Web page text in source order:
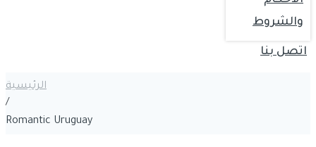
والشروط
اتصل بنا
الرئيسية
/
Romantic Uruguay